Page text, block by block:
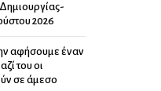
2026
αφήσουμε έναν
του οι
σε άμεσο